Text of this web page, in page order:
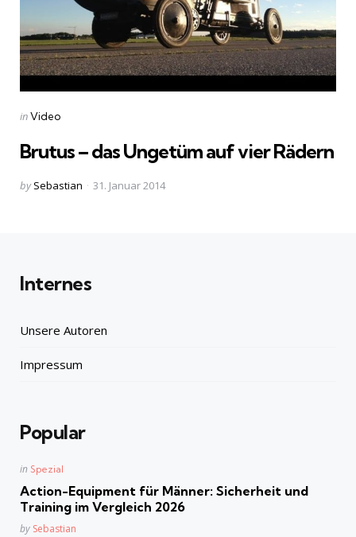
Categories
Posted
inVideo
Brutus – das Ungetüm auf vier Rädern
Posted
by Sebastian 31. Januar 2014
Internes
Unsere Autoren
Impressum
Popular
Posted
in Spezial
Action-Equipment für Männer: Sicherheit und
Training im Vergleich 2026
Posted
by Sebastian